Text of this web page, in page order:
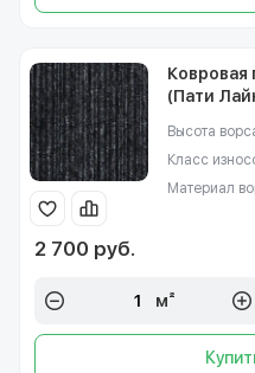
Ковровая
(Пати
Высота
Класс
Материал
2 700 руб.
м²